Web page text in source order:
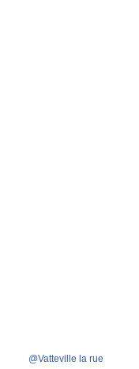
@Vatteville la rue